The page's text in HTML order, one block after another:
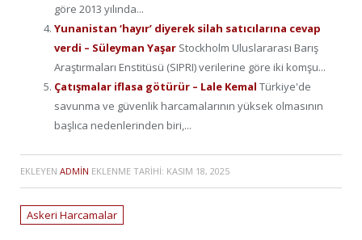
göre 2013 yılında...
Yunanistan ‘hayır’ diyerek silah satıcılarına cevap
verdi – Süleyman Yaşar Stockholm Uluslararası Barış
Araştırmaları Enstitüsü (SIPRI) verilerine göre iki komşu...
Çatışmalar iflasa götürür – Lale Kemal Türkiye'de
savunma ve güvenlik harcamalarının yüksek olmasının
başlıca nedenlerinden biri,...
EKLEYEN ADMIN EKLENME TARIHI: KASIM 18, 2025
Askeri Harcamalar